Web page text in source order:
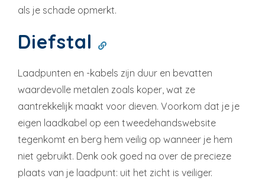
als je schade opmerkt.
Diefstal
Laadpunten en -kabels zijn duur en bevatten
waardevolle metalen zoals koper, wat ze
aantrekkelijk maakt voor dieven. Voorkom dat je je
eigen laadkabel op een tweedehandswebsite
tegenkomt en berg hem veilig op wanneer je hem
niet gebruikt. Denk ook goed na over de precieze
plaats van je laadpunt: uit het zicht is veiliger.